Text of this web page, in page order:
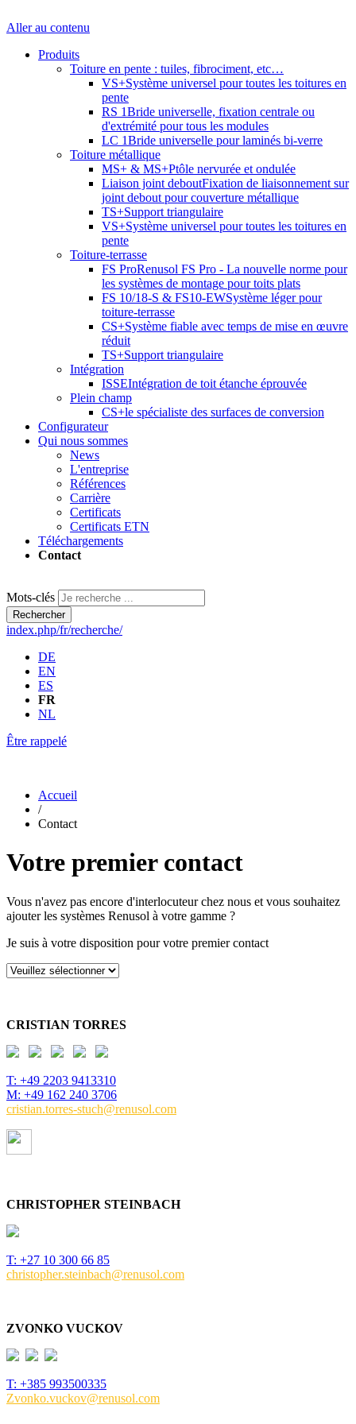
Aller au contenu
Produits
Toiture en pente : tuiles, fibrociment, etc…
VS+Système universel pour toutes les toitures en
pente
RS 1Bride universelle, fixation centrale ou
d'extrémité pour tous les modules
LC 1Bride universelle pour laminés bi-verre
Toiture métallique
MS+ & MS+Ptôle nervurée et ondulée
Liaison joint deboutFixation de liaisonnement sur
joint debout pour couverture métallique
TS+Support triangulaire
VS+Système universel pour toutes les toitures en
pente
Toiture-terrasse
FS ProRenusol FS Pro - La nouvelle norme pour
les systèmes de montage pour toits plats
FS 10/18-S & FS10-EWSystème léger pour
toiture-terrasse
CS+Système fiable avec temps de mise en œuvre
réduit
TS+Support triangulaire
Intégration
ISSEIntégration de toit étanche éprouvée
Plein champ
CS+le spécialiste des surfaces de conversion
Configurateur
Qui nous sommes
News
L'entreprise
Références
Carrière
Certificats
Certificats ETN
Téléchargements
Contact
Mots-clés
Rechercher
index.php/fr/recherche/
DE
EN
ES
FR
NL
Être rappelé
Accueil
/
Contact
Votre premier contact
Vous n'avez pas encore d'interlocuteur chez nous et vous souhaitez
ajouter les systèmes Renusol à votre gamme ?
Je suis à votre disposition pour votre premier contact
CRISTIAN TORRES
T: +49 2203 9413310
M: +49 162 240 3706
cristian.torres-stuch@renusol.com
CHRISTOPHER STEINBACH
T: +27 10 300 66 85
christopher.steinbach@renusol.com
ZVONKO VUCKOV
T: +385 993500335
Zvonko.vuckov@renusol.com